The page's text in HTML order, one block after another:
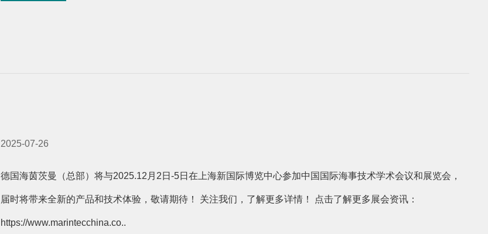
2025-07-26
德国海茵茨曼（总部）将与2025.12月2日-5日在上海新国际博览中心参加中国国际海事技术学术会议和展览会，
届时将带来全新的产品和技术体验，敬请期待！ 关注我们，了解更多详情！ 点击了解更多展会资讯：
https://www.marintecchina.co..